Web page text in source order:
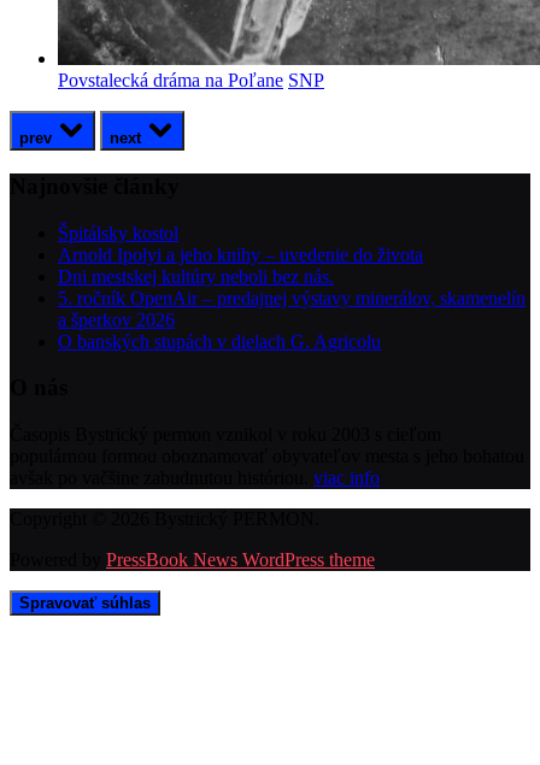
Povstalecká dráma na Poľane SNP
prev next
Špitálsky kostol
Arnold Ipolyi a jeho knihy – uvedenie do života
Dni mestskej kultúry neboli bez nás.
5. ročník OpenAir – predajnej výstavy minerálov, skamenelín
a šperkov 2026
O banských stupách v dielach G. Agricolu
viac info
PressBook News WordPress theme
Spravovať súhlas